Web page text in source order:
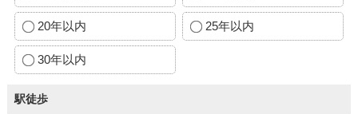
20年以内 25年以内
30年以内
駅徒歩